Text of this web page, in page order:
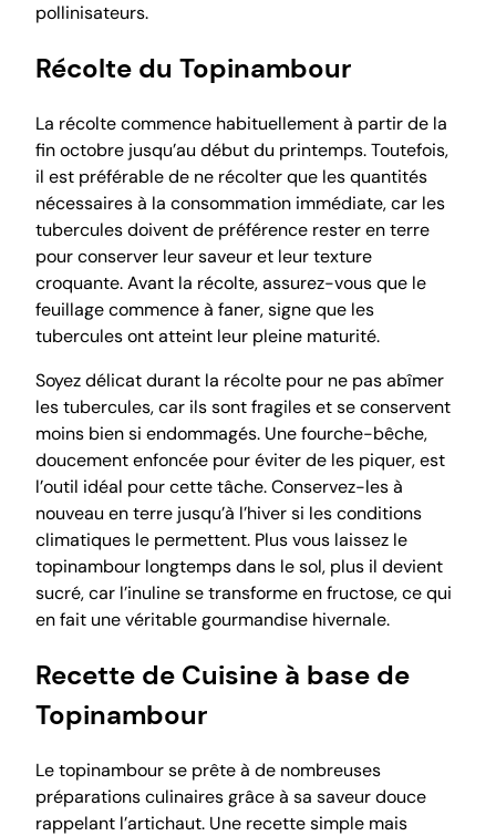
pollinisateurs.
Récolte du Topinambour
La récolte commence habituellement à partir de la
fin octobre jusqu’au début du printemps. Toutefois,
il est préférable de ne récolter que les quantités
nécessaires à la consommation immédiate, car les
tubercules doivent de préférence rester en terre
pour conserver leur saveur et leur texture
croquante. Avant la récolte, assurez-vous que le
feuillage commence à faner, signe que les
tubercules ont atteint leur pleine maturité.
Soyez délicat durant la récolte pour ne pas abîmer
les tubercules, car ils sont fragiles et se conservent
moins bien si endommagés. Une fourche-bêche,
doucement enfoncée pour éviter de les piquer, est
l’outil idéal pour cette tâche. Conservez-les à
nouveau en terre jusqu’à l’hiver si les conditions
climatiques le permettent. Plus vous laissez le
topinambour longtemps dans le sol, plus il devient
sucré, car l’inuline se transforme en fructose, ce qui
en fait une véritable gourmandise hivernale.
Recette de Cuisine à base de
Topinambour
Le topinambour se prête à de nombreuses
préparations culinaires grâce à sa saveur douce
rappelant l’artichaut. Une recette simple mais